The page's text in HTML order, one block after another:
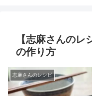
【志麻さんのレ
の作り方
志麻さんのレシピ